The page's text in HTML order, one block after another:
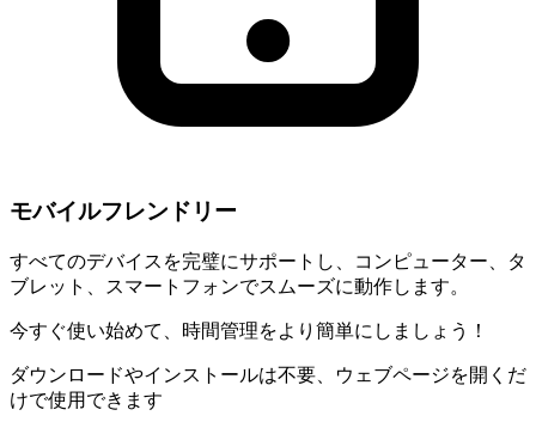
モバイルフレンドリー
すべてのデバイスを完璧にサポートし、コンピューター、タ
ブレット、スマートフォンでスムーズに動作します。
今すぐ使い始めて、時間管理をより簡単にしましょう！
ダウンロードやインストールは不要、ウェブページを開くだ
けで使用できます